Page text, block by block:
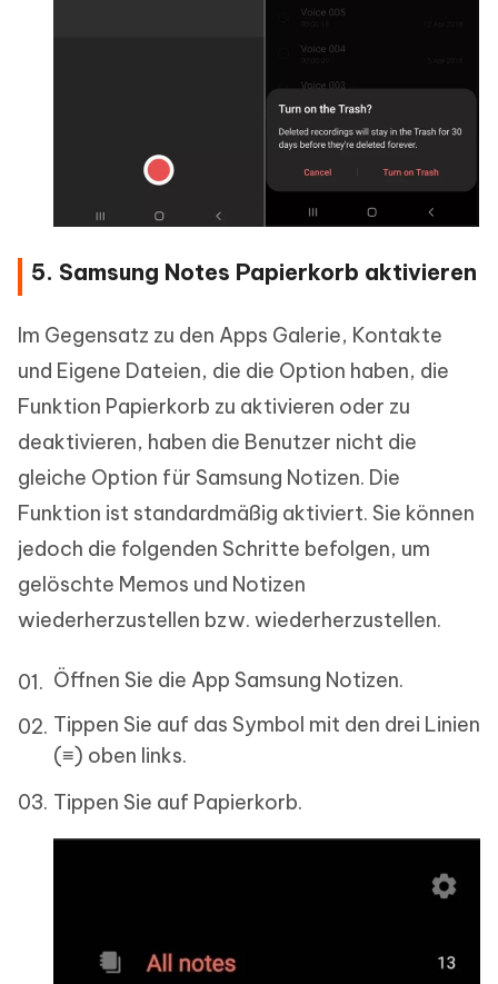
5. Samsung Notes Papierkorb aktivieren
Im Gegensatz zu den Apps Galerie, Kontakte
und Eigene Dateien, die die Option haben, die
Funktion Papierkorb zu aktivieren oder zu
deaktivieren, haben die Benutzer nicht die
gleiche Option für Samsung Notizen. Die
Funktion ist standardmäßig aktiviert. Sie können
jedoch die folgenden Schritte befolgen, um
gelöschte Memos und Notizen
wiederherzustellen bzw. wiederherzustellen.
Öffnen Sie die App Samsung Notizen.
Tippen Sie auf das Symbol mit den drei Linien
(≡) oben links.
Tippen Sie auf Papierkorb.